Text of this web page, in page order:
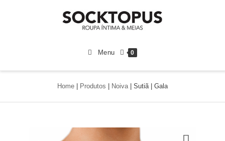
0
Menu
Home Produtos Noiva| Sutiã | Gala